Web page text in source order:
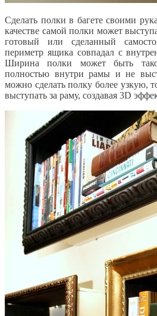
Сделать полки в багете своими
качестве самой полки может
готовый или сделанный
периметр ящика совпадал с
Ширина полки может быть
полностью внутри рамы и не
можно сделать полку более узкую,
выступать за раму, создавая 3D